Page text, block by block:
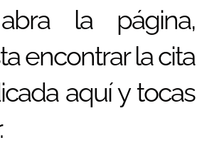
la página,
encontrar la cita
aquí y tocas